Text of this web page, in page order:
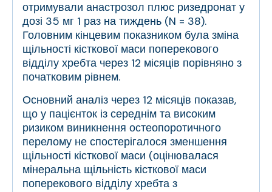
отримували анастрозол плюс ризедронат у
дозі 35 мг 1 раз на тиждень (N = 38).
Головним кінцевим показником була зміна
щільності кісткової маси поперекового
відділу хребта через 12 місяців порівняно з
початковим рівнем.
Основний аналіз через 12 місяців показав,
що у пацієнток із середнім та високим
ризиком виникнення остеопоротичного
перелому не спостерігалося зменшення
щільності кісткової маси (оцінювалася
мінеральна щільність кісткової маси
поперекового відділу хребта з